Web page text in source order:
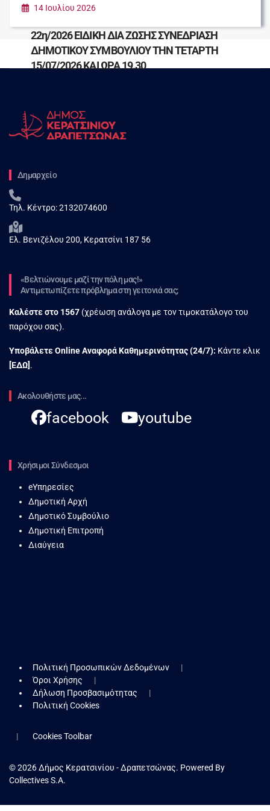
ΔΗΜΟΤΙΚΟΥ ΣΥΜΒΟΥΛΙΟΥ ΤΗΝ ΤΕΤΑΡΤΗ
14 Ιουλίου 2026
22η/2026 ΕΙΔΙΚΗ ΔΙΑ ΖΩΣΗΣ ΣΥΝΕΔΡΙΑΣΗ
ΔΗΜΟΤΙΚΟΥ ΣΥΜΒΟΥΛΙΟΥ ΤΗΝ ΤΕΤΑΡΤΗ
15/07/2026 ΚΑΙ ΩΡΑ 19.30
Δημαρχείο
Τηλ. Κέντρο:2132074600
Ελ. Βενιζέλου 200, Κερατσίνι 187 56
«Βελτιώνουμε μαζί την πόλη μας!»
Αντιμετωπίζετε πρόβλημα στη γειτονιά σας;
Καλέστε στο 1567 (χρέωση ανάλογα με τον τιμοκατάλογο του
παρόχου σας).
Υποβάλετε Online Αναφορά Kαθημερινότητας (24/7): Κάντε κλικ
[ΕΔΩ] .
Ακολουθήστε μας...
facebook youtube
Χρήσιμοι Σύνδεσμοι
eΥπηρεσίες
Δημοτική Αρχή
Δημοτικό Συμβούλιο
Δημοτική Επιτροπή
Διαύγεια
Πολιτική Προσωπικών Δεδομένων
Όροι Χρήσης
Δήλωση Προσβασιμότητας
Πολιτική Cookies
Cookies Toolbar
© 2026 Δήμος Κερατσινίου - Δραπετσώνας. Powered By
Collectives S.A.